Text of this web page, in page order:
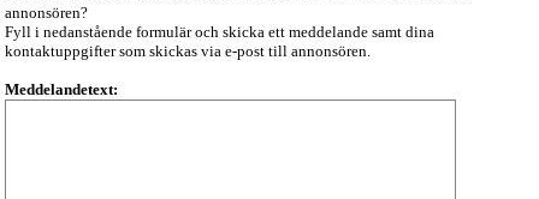
annonsören?
Fyll i nedanstående formulär och skicka ett meddelande samt dina
kontaktuppgifter som skickas via e-post till annonsören.
Meddelandetext: